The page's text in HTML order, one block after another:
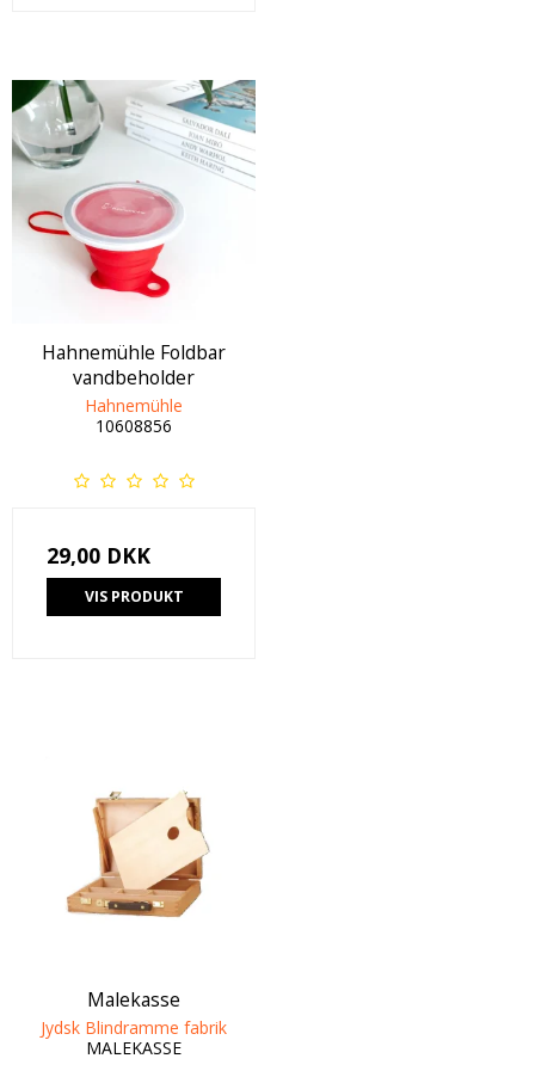
Hahnemühle Foldbar
vandbeholder
Hahnemühle
10608856
29,00 DKK
VIS PRODUKT
Malekasse
Jydsk Blindramme fabrik
MALEKASSE